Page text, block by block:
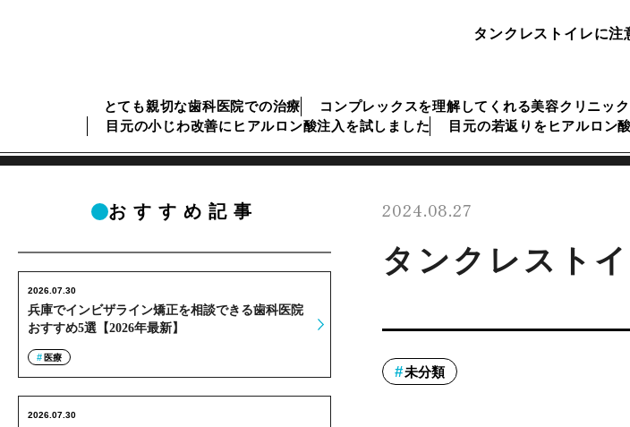
タンクレストイレに注
とても親切な歯科医院での治療 コンプレックスを理解してくれる美容クリニッ
目元の小じわ改善にヒアルロン酸注入を試しました
目元の若返りをヒアルロン
2024.08.27
タンクレスト
未分類
おすすめ記事
兵庫でインビザライン矯正を相談できる歯科医院
おすすめ5選【2026年最新】
2026.07.30
医療
2026.07.30